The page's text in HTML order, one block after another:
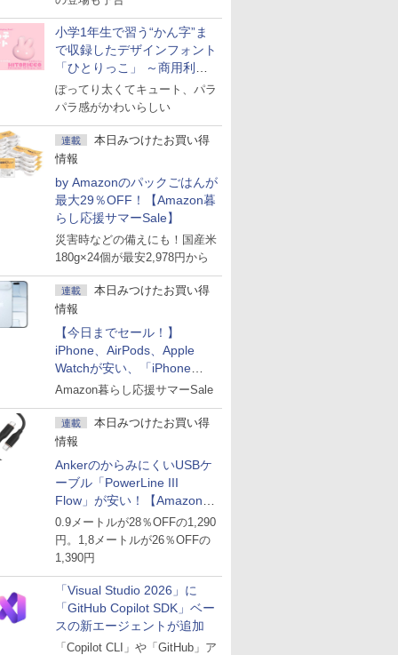
小学1年生で習う“かん字”ま
で収録したデザインフォント
「ひとりっこ」 ～商用利用
OK
ぽってり太くてキュート、パラ
パラ感がかわいらしい
連載
本日みつけたお買い得
情報
by Amazonのパックごはんが
最大29％OFF！【Amazon暮
らし応援サマーSale】
災害時などの備えにも！国産米
180g×24個が最安2,978円から
連載
本日みつけたお買い得
情報
【今日までセール！】
iPhone、AirPods、Apple
Watchが安い、「iPhone
Air」256GB版が139,800円な
Amazon暮らし応援サマーSale
連載
本日みつけたお買い得
情報
AnkerのからみにくいUSBケ
ーブル「PowerLine III
Flow」が安い！【Amazon暮
らし応援サマーSale】
0.9メートルが28％OFFの1,290
円。1,8メートルが26％OFFの
1,390円
「Visual Studio 2026」に
「GitHub Copilot SDK」ベー
スの新エージェントが追加
「Copilot CLI」や「GitHub」ア